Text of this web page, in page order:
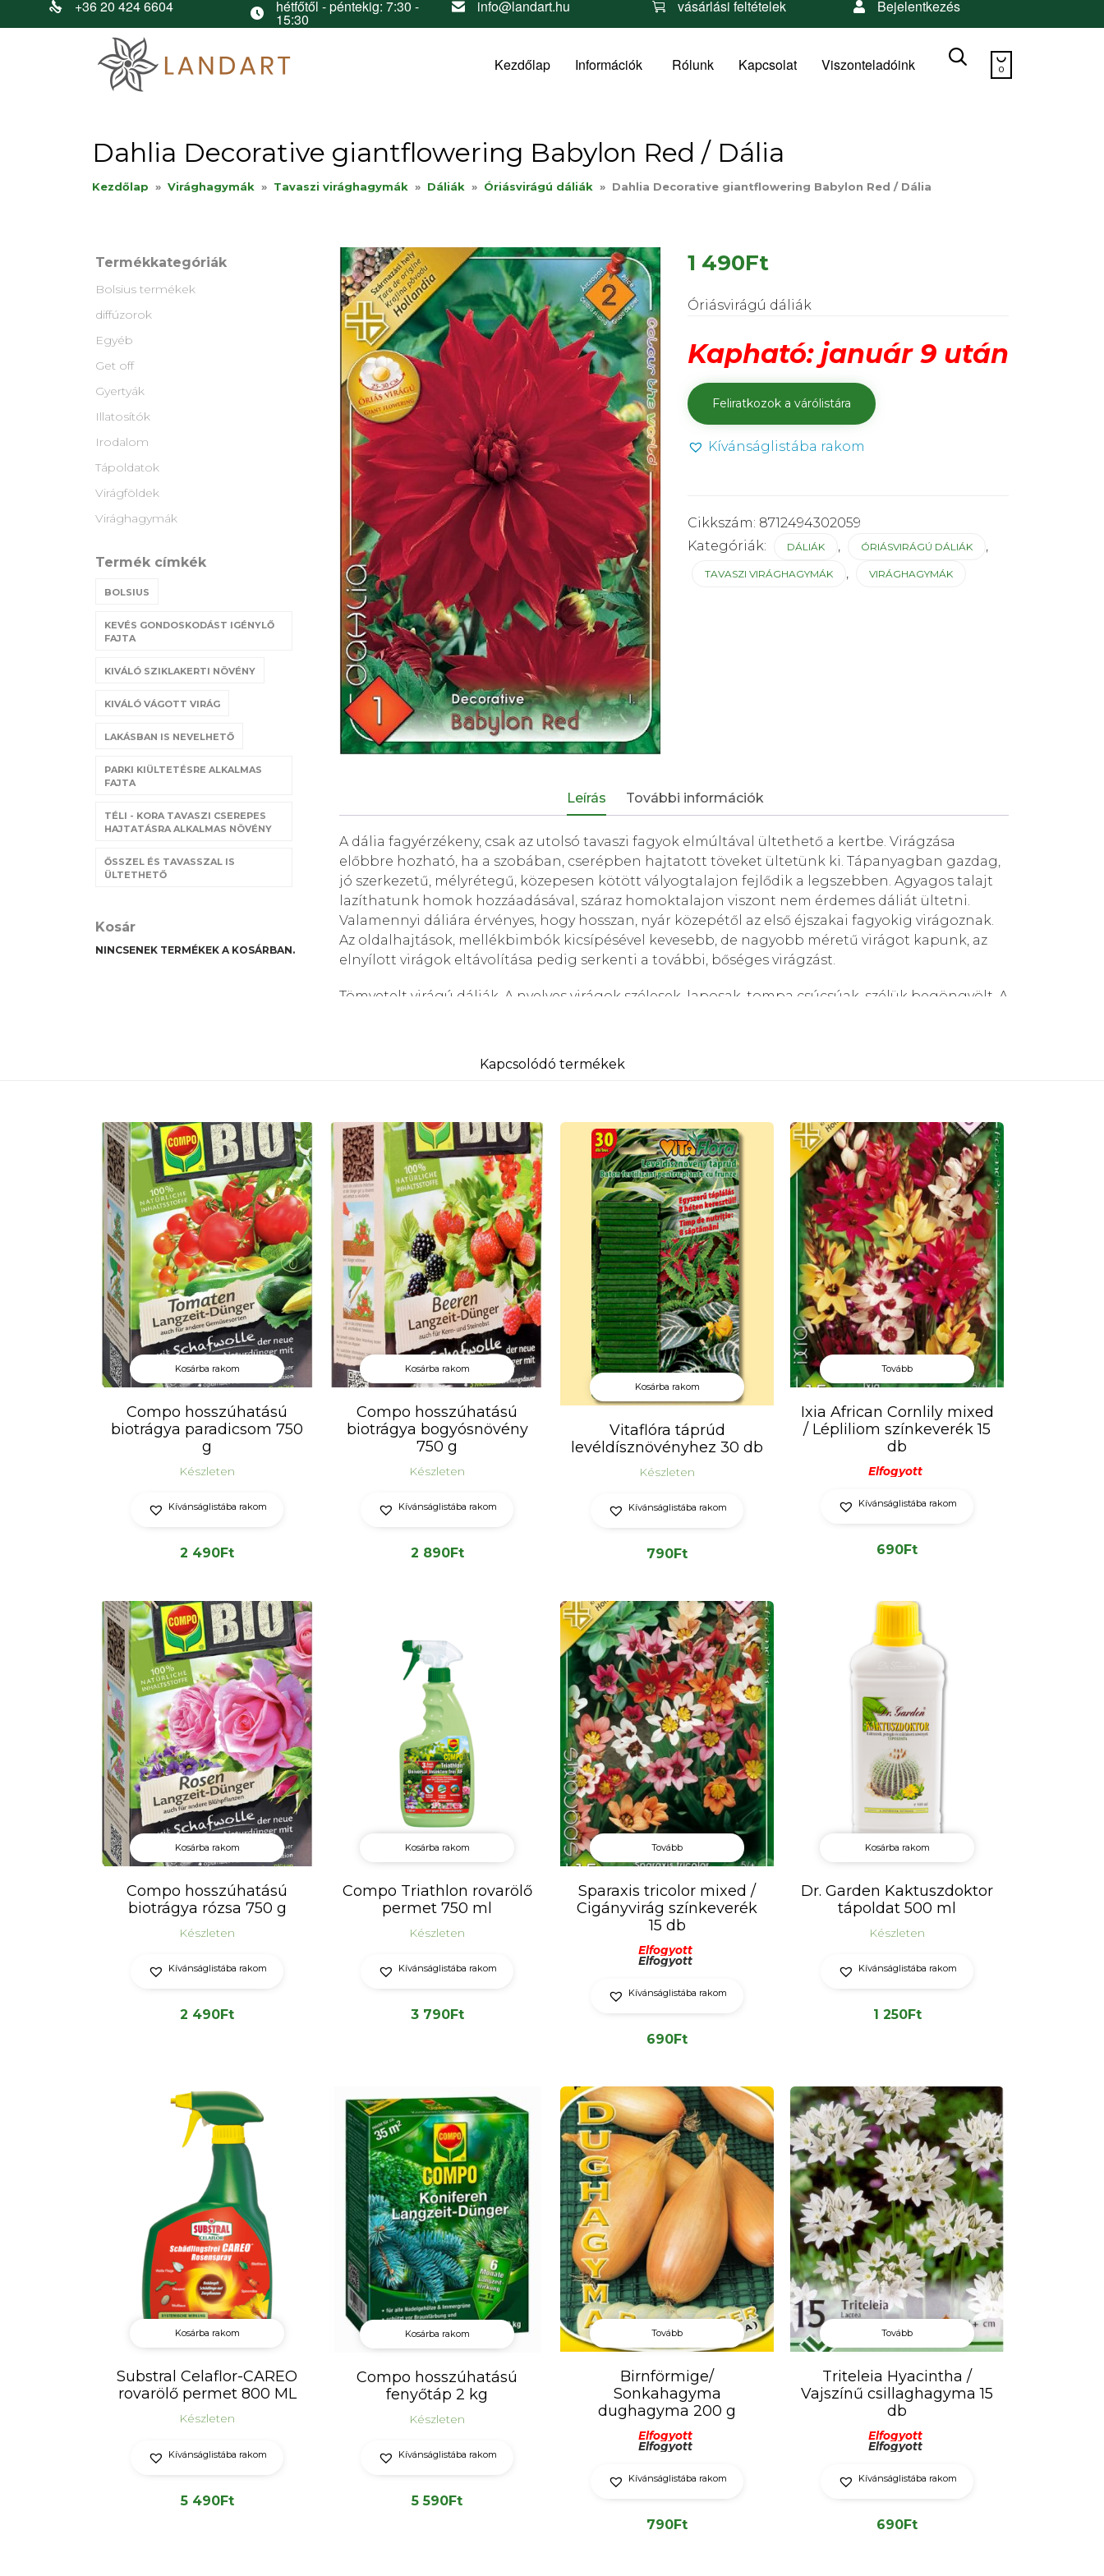
+36 20 424 6604 hétfőtől - péntekig: 7:30 -
15:30
info@landart.hu vásárlási feltételek Bejelentkezés
Skip
Kezdőlap Információk Rólunk Kapcsolat Viszonteladóink  
0
Dahlia Decorative giantflowering Babylon Red / Dália
Kezdőlap » Virághagymák » Tavaszi virághagymák » Dáliák » Óriásvirágú dáliák » Dahlia Decorative giantflowering Babylon Red / Dália
Termékkategóriák
Bolsius termékek
diffúzorok
Egyéb
Get off
Gyertyák
Illatosítók
Irodalom
Tápoldatok
Virágföldek
Virághagymák
Termék címkék
BOLSIUS
KEVÉS GONDOSKODÁST IGÉNYLŐ
FAJTA
KIVÁLÓ SZIKLAKERTI NÖVÉNY
KIVÁLÓ VÁGOTT VIRÁG
LAKÁSBAN IS NEVELHETŐ
PARKI KIÜLTETÉSRE ALKALMAS
FAJTA
TÉLI - KORA TAVASZI CSEREPES
HAJTATÁSRA ALKALMAS NÖVÉNY
ŐSSZEL ÉS TAVASSZAL IS
ÜLTETHETŐ
Kosár
NINCSENEK TERMÉKEK A KOSÁRBAN.
1 490Ft
Óriásvirágú dáliák
Kapható: január 9 után
Kívánságlistába rakom
Cikkszám: 8712494302059
Kategóriák:
DÁLIÁK , ÓRIÁSVIRÁGÚ DÁLIÁK ,
TAVASZI VIRÁGHAGYMÁK , VIRÁGHAGYMÁK
Leírás További információk
A dália fagyérzékeny, csak az utolsó tavaszi fagyok elmúltával ültethető a kertbe. Virágzása
előbbre hozható, ha a szobában, cserépben hajtatott töveket ültetünk ki. Tápanyagban gazdag,
jó szerkezetű, mélyrétegű, közepesen kötött vályogtalajon fejlődik a legszebben. Agyagos talajt
lazíthatunk homok hozzáadásával, száraz homoktalajon viszont nem érdemes dáliát ültetni.
Valamennyi dáliára érvényes, hogy hosszan, nyár közepétől az első éjszakai fagyokig virágoznak.
Az oldalhajtások, mellékbimbók kicsípésével kevesebb, de nagyobb méretű virágot kapunk, az
elnyílott virágok eltávolítása pedig serkenti a további, bőséges virágzást.
Tömvetelt virágú dáliák. A nyelves virágok szélesek, laposak, tompa csúcsúak, szélük begöngyölt. A
növekedésű, kisebb virágú fajtákat a miniatűr dália alcsoportba sorolják. A miniatűr dáliák jól
használhatók virágszegélyekbe, ágyásba, kőedénybe, virágládába ültetve, míg a nagyobb
nagyobbra növelhető. Virágaik nagy súlya miatt ezeket a fajtákat célszerű karóval
megtámasztani.
Nem télálló.
Méret: 100 cm
Virágzás: július-október
Ültetés: április-május
Fényigény: nap
Télállóság: nem
Felhasználás: virágszegély, vágott-virág
Kiszerelés: 1 db/csomag
Kapcsolódó termékek
Kosárba rakom
Compo hosszúhatású
biotrágya paradicsom 750
g
Készleten
Kívánságlistába rakom
2 490Ft
Kosárba rakom
Compo hosszúhatású
biotrágya bogyósnövény
750 g
Készleten
Kívánságlistába rakom
2 890Ft
Kosárba rakom
Vitaflóra táprúd
levéldísznövényhez 30 db
Készleten
Kívánságlistába rakom
790Ft
Tovább
Ixia African Cornlily mixed
/ Lépliliom színkeverék 15
db
Elfogyott
Kívánságlistába rakom
690Ft
Kosárba rakom
Compo hosszúhatású
biotrágya rózsa 750 g
Készleten
Kívánságlistába rakom
2 490Ft
Kosárba rakom
Compo Triathlon rovarölő
permet 750 ml
Készleten
Kívánságlistába rakom
3 790Ft
Tovább
Sparaxis tricolor mixed /
Cigányvirág színkeverék
15 db
Elfogyott
Elfogyott
Kívánságlistába rakom
690Ft
Kosárba rakom
Dr. Garden Kaktuszdoktor
tápoldat 500 ml
Készleten
Kívánságlistába rakom
1 250Ft
Kosárba rakom
Substral Celaflor-CAREO
rovarölő permet 800 ML
Készleten
Kívánságlistába rakom
5 490Ft
Kosárba rakom
Compo hosszúhatású
fenyőtáp 2 kg
Készleten
Kívánságlistába rakom
5 590Ft
Tovább
Birnförmige/
Sonkahagyma
dughagyma 200 g
Elfogyott
Elfogyott
Kívánságlistába rakom
790Ft
Tovább
Triteleia Hyacintha /
Vajszínű csillaghagyma 15
db
Elfogyott
Elfogyott
Kívánságlistába rakom
690Ft